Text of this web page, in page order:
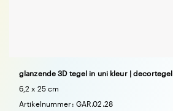
glanzende 3D tegel in uni kleur | decortegel
6,2 x 25 cm
Artikelnummer: GAR.02.28